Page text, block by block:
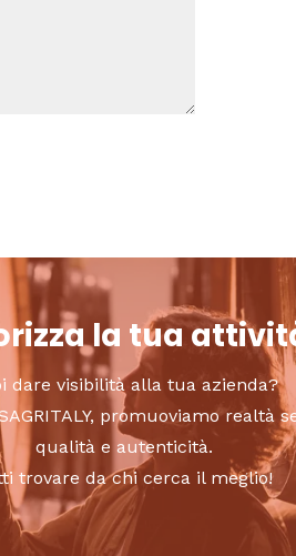
la tua
dare visibilità alla tua azienda?
promuoviamo realtà
qualità e autenticità.
trovare da chi cerca il meglio!